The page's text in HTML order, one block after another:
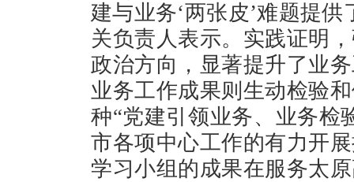
建与业务‘两张皮’难题提
关负责人表示。实践证明
政治方向，显著提升了业
业务工作成果则生动检验
种“党建引领业务、业务检
市各项中心工作的有力开
学习小组的成果在服务太